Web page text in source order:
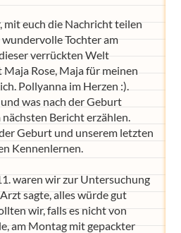
mit euch die Nachricht teilen
Tochter am
verrückten Welt
Rose, Maja für meinen
Pollyanna im Herzen :).
was nach der Geburt
Bericht erzählen.
Geburt und unserem letzten
Kennenlernen.
waren wir zur Untersuchung
sagte, alles würde gut
wir, falls es nicht von
am Montag mit gepackter